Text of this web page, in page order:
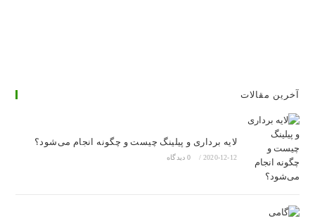
آخرین مقالات
لایه برداری و پیلینگ چیست و چگونه انجام می‌شود؟
2020-12-12
/ 0 دیدگاه